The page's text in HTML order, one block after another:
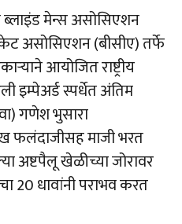
ब्लाइंड मेन्स असोसिएशन
असोसिएशन (बीसीए) तर्फे
आयोजित राष्ट्रीय
इम्पेअर्ड स्पर्धेत अंतिम
गणेश भुसारा
फलंदाजीसह माजीभरत
अष्टपैलू खेळीच्या जोरावर
20 धावांनी पराभव करत